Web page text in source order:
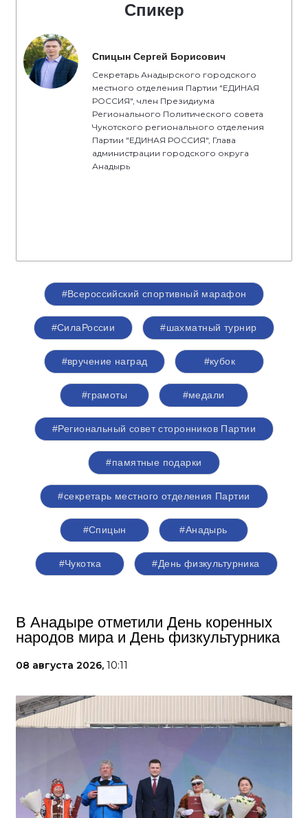
Спикер
Спицын Сергей Борисович
Секретарь Анадырского городского
местного отделения Партии "ЕДИНАЯ
РОССИЯ", член Президиума
Регионального Политического совета
Чукотского регионального отделения
Партии "ЕДИНАЯ РОССИЯ", Глава
администрации городского округа
Анадырь
#Всероссийский спортивный марафон
#СилаРоссии #шахматный турнир
#вручение наград #кубок
#грамоты #медали
#Региональный совет сторонников Партии
#памятные подарки
#секретарь местного отделения Партии
#Спицын #Анадырь
#Чукотка #День физкультурника
В Анадыре отметили День коренных
народов мира и День физкультурника
08 августа 2026, 10:11